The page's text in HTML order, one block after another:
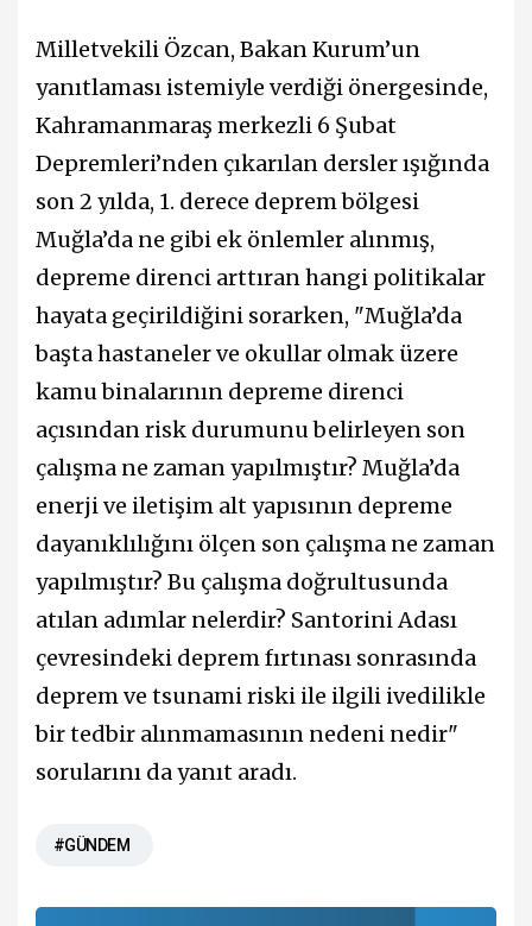
Milletvekili Özcan, Bakan Kurum’un
yanıtlaması istemiyle verdiği önergesinde,
Kahramanmaraş merkezli 6 Şubat
Depremleri’nden çıkarılan dersler ışığında
son 2 yılda, 1. derece deprem bölgesi
Muğla’da ne gibi ek önlemler alınmış,
depreme direnci arttıran hangi politikalar
hayata geçirildiğini sorarken, "Muğla’da
başta hastaneler ve okullar olmak üzere
kamu binalarının depreme direnci
açısından risk durumunu belirleyen son
çalışma ne zaman yapılmıştır? Muğla’da
enerji ve iletişim alt yapısının depreme
dayanıklılığını ölçen son çalışma ne zaman
yapılmıştır? Bu çalışma doğrultusunda
atılan adımlar nelerdir? Santorini Adası
çevresindeki deprem fırtınası sonrasında
deprem ve tsunami riski ile ilgili ivedilikle
bir tedbir alınmamasının nedeni nedir"
sorularını da yanıt aradı.
#GÜNDEM